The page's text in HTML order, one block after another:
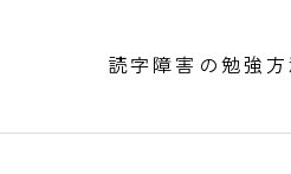
読字障害の勉強方